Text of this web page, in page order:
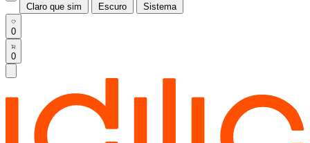
Claro que sim Escuro Sistema
0
0